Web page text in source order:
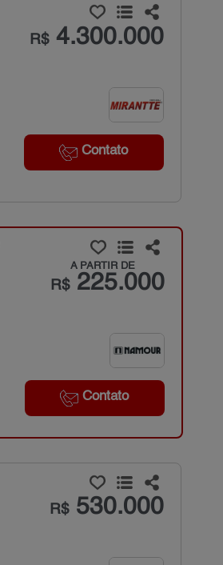
R$4.300.000
Contato
A PARTIR DE
R$225.000
Contato
R$530.000